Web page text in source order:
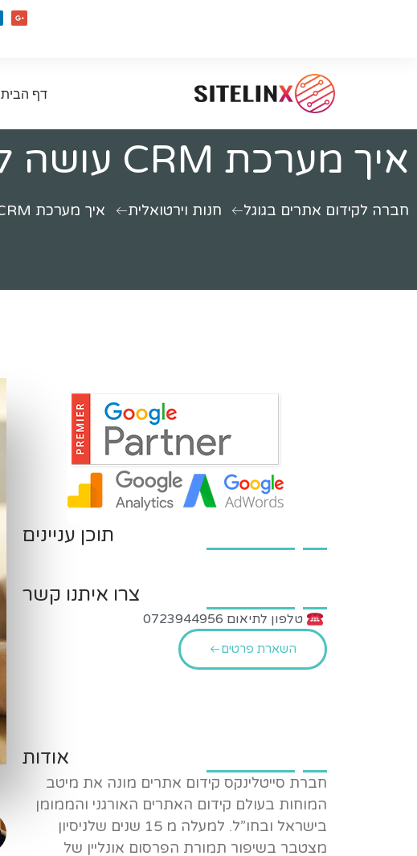
דף הבית
איך מערכת CRM עושה לכם סדר בשליחויות?
חברה לקידום אתרים בגוגל חנות וירטואלית איך מערכת CRM עושה לכם סדר בשליחויות?
תוכן עניינים
צרו איתנו קשר
טלפון לתיאום 0723944956
השארת פרטים
אודות
חברת סייטלינקס קידום אתרים מונה את מיטב
המוחות בעולם קידום האתרים האורגני והממומן
בישראל ובחו”ל. למעלה מ 15 שנים שלניסיון
מצטבר בשיפור תמורת הפרסום אונליין של